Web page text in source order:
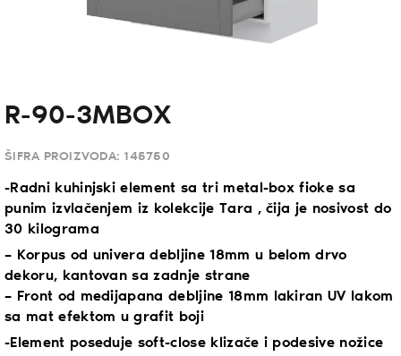
R-90-3MBOX
ŠIFRA PROIZVODA: 145750
-Radni kuhinjski element sa tri metal-box fioke sa
punim izvlačenjem iz kolekcije Tara , čija je nosivost do
30 kilograma
– Korpus od univera debljine 18mm u belom drvo
dekoru, kantovan sa zadnje strane
– Front od medijapana debljine 18mm lakiran UV lakom
sa mat efektom u grafit boji
-Element poseduje soft-close klizače i podesive nožice